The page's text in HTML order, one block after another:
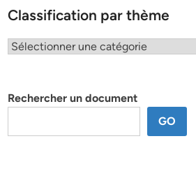
Classification par thème
Classification
Rechercher un document
GO